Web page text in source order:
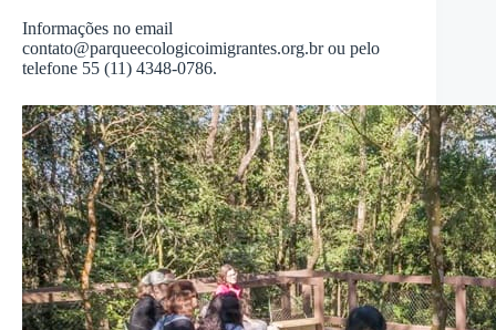
Informações no email
contato@parqueecologicoimigrantes.org.brou pelo
telefone 55 (11) 4348-0786.